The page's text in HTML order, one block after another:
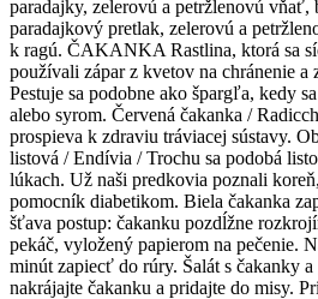
paradajky, zelerovú a petržlenovú
paradajkový pretlak, zelerovú a
k ragú. ČAKANKA Rastlina, ktorá sa
používali zápar z kvetov na chránenie
Pestuje sa podobne ako špargľa, kedy
alebo syrom. Červená čakanka /
prospieva k zdraviu tráviacej sústavy.
listová / Endívia / Trochu sa podobá
lúkach. Už naši predkovia poznali
pomocník diabetikom. Biela čakanka
šťava postup: čakanku pozdĺžne
pekáč, vyložený papierom na pečenie.
minút zapiecť do rúry. Šalát s čakanky
nakrájajte čakanku a pridajte do misy.